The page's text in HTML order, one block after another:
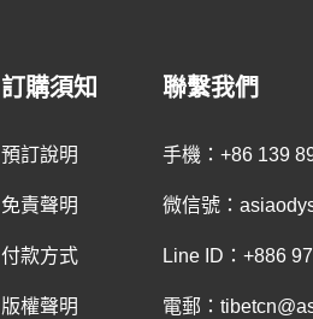
訂購須知
預訂說明
免責聲明
付款方式
版權聲明
聯繫我們
手機：+86 139
微信號：
Line ID：+886
電郵：